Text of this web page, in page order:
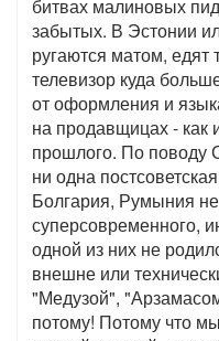
битвах малиновых
забытых. В Эстонии
ругаются матом,
телевизор куда
от оформления и
на продавщицах - как
прошлого. По поводу
ни одна
Болгария, Румыния
суперсовременного,
одной из них не
внешне или
"Медузой",
потому! Потому что